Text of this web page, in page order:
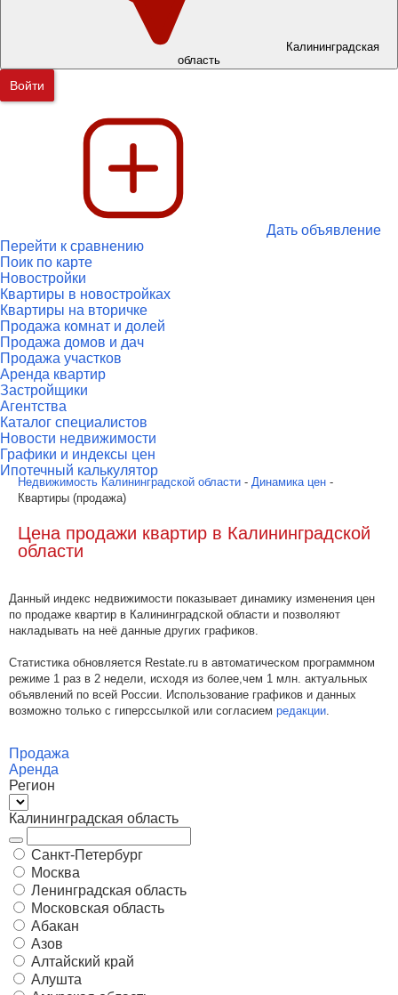
Калининградская
область
Войти
Дать объявление
Перейти к сравнению
Поик по карте
Новостройки
Квартиры в новостройках
Квартиры на вторичке
Продажа комнат и долей
Продажа домов и дач
Продажа участков
Аренда квартир
Застройщики
Агентства
Каталог специалистов
Новости недвижимости
Графики и индексы цен
Ипотечный калькулятор
Недвижимость Калининградской области - Динамика цен -
Квартиры (продажа)
Цена продажи квартир в Калининградской
области
Данный индекс недвижимости показывает динамику изменения цен
по продаже квартир в Калининградской области и позволяют
накладывать на неё данные других графиков.
Статистика обновляется Restate.ru в автоматическом программном
режиме 1 раз в 2 недели, исходя из более,чем 1 млн. актуальных
объявлений по всей России. Использование графиков и данных
возможно только с гиперссылкой или согласием редакции.
Продажа
Аренда
Регион
Калининградская область
Санкт-Петербург
Москва
Ленинградская область
Московская область
Абакан
Азов
Алтайский край
Алушта